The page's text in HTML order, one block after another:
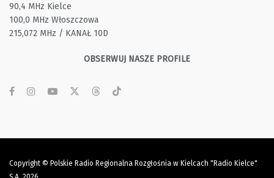
90,4 MHz Kielce
100,0 MHz Włoszczowa
215,072 MHz / KANAŁ 10D
OBSERWUJ NASZE PROFILE
Copyright © Polskie Radio Regionalna Rozgłośnia w Kielcach "Radio Kielce"